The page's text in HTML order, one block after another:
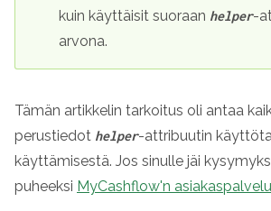
kuin käyttäisit suoraan helper-
arvona.
Tämän artikkelin tarkoitus oli antaa
perustiedot helper-attribuutin
käyttämisestä. Jos sinulle jäi
puheeksi MyCashflow'n